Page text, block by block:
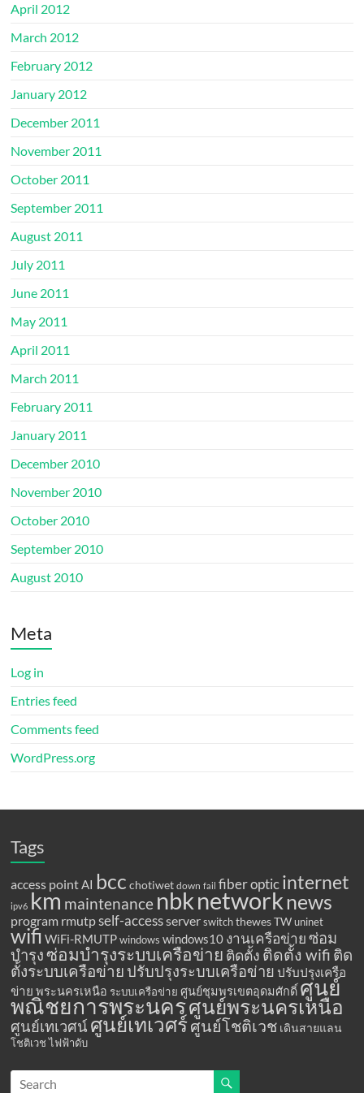
April 2012
March 2012
February 2012
January 2012
December 2011
November 2011
October 2011
September 2011
August 2011
July 2011
June 2011
May 2011
April 2011
March 2011
February 2011
January 2011
December 2010
November 2010
October 2010
September 2010
August 2010
Meta
Log in
Entries feed
Comments feed
WordPress.org
Tags
access pointAI bcc chotiwet down fail fiber opticinternet
ipv6 km maintenance nbknetworknews
program rmutpself-accessserver switch thewes TW uninet
wifi WiFi-RMUTP windows windows10 งานเครือข่าย ซ่อม
บำรุง ซ่อมบำรุงระบบเครือข่าย ติดตั้ง ติดตั้ง wifi ติด
ตั้งระบบเครือข่าย ปรับปรุงระบบเครือข่าย ปรับปรุงเครือ
ข่าย พระนครเหนือ ระบบเครือข่าย ศูนย์ชุมพรเขตอุดมศักดิ์ ศูนย์
พณิชยการพระนครศูนย์พระนครเหนือ
ศูนย์เทเวศน์ ศูนย์เทเวศร์ศูนย์โชติเวช เดินสายแลน
โชติเวช ไฟฟ้าดับ